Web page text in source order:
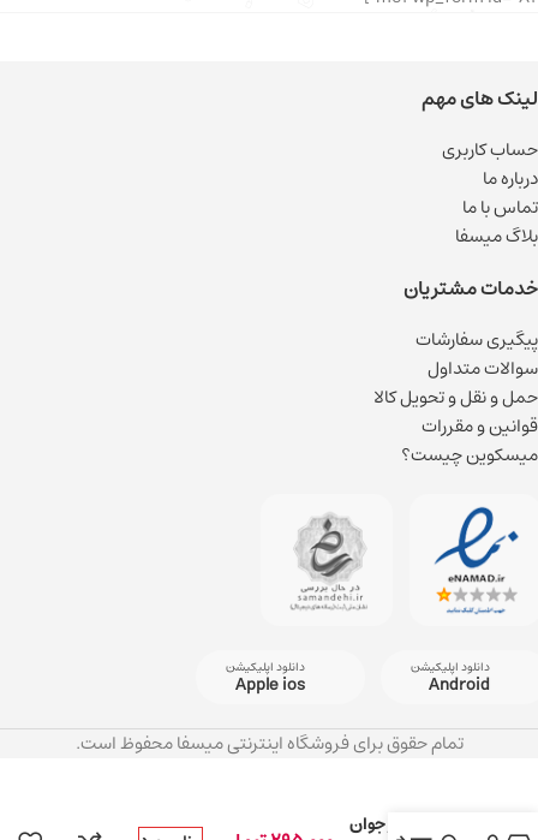
لینک های مهم
حساب کاربری
درباره ما
تماس با ما
بلاگ میسفا
خدمات مشتریان
پیگیری سفارشات
سوالات متداول
حمل و نقل و تحویل کالا
قوانین و مقررات
میسکوین چیست؟
دانلود اپلیکیشن
Android
دانلود اپلیکیشن
Apple ios
تمام حقوق برای فروشگاه اینترنتی میسفا محفوظ است.
افکت با اثر جوان